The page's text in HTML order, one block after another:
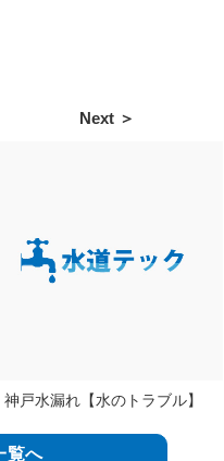
Next ＞
神戸水漏れ【水のトラブル】
覧へ